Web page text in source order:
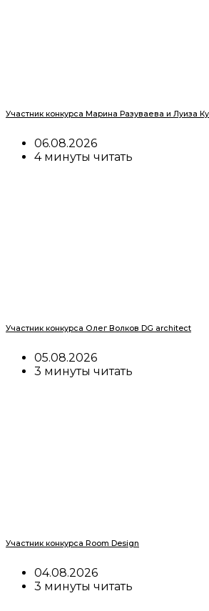
Участник конкурса Марина Разуваева и Луиза
06.08.2026
4 минуты читать
Участник конкурса Олег Волков DG architect
05.08.2026
3 минуты читать
Участник конкурса Room Design
04.08.2026
3 минуты читать